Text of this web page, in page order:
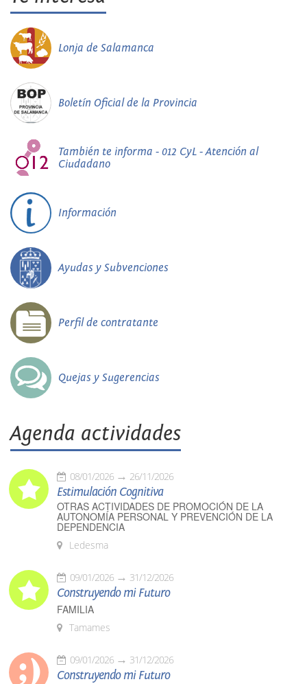
Lonja de Salamanca
Boletín Oficial de la Provincia
También te informa - 012 CyL - Atención al
Ciudadano
Información
Ayudas y Subvenciones
Perfil de contratante
Quejas y Sugerencias
Agenda actividades
08/01/2026 26/11/2026
Estimulación Cognitiva
OTRAS ACTIVIDADES DE PROMOCIÓN DE LA
AUTONOMÍA PERSONAL Y PREVENCIÓN DE LA
DEPENDENCIA
Ledesma
09/01/2026 31/12/2026
Construyendo mi Futuro
FAMILIA
Tamames
09/01/2026 31/12/2026
Construyendo mi Futuro